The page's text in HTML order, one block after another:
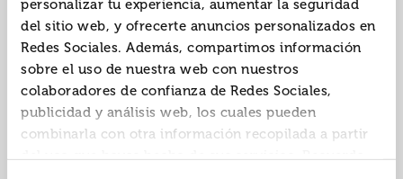
personalizar tu experiencia, aumentar la seguridad
del sitio web, y ofrecerte anuncios personalizados en
Redes Sociales. Además, compartimos información
sobre el uso de nuestra web con nuestros
colaboradores de confianza de Redes Sociales,
publicidad y análisis web, los cuales pueden
combinarla con otra información recopilada a partir
del uso que hayas hecho de sus servicios. Recuerda
JosÉ -azorÍn-